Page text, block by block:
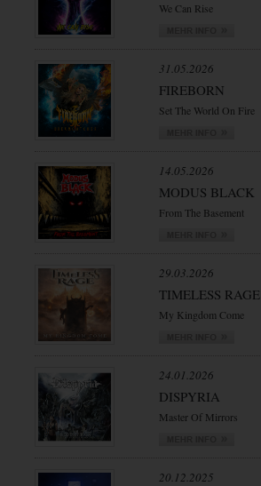
We Can Rise
31.05.2026
FIREBORN
Set The World On Fire
14.05.2026
MODUS BLACK
From The Basement
29.03.2026
TIMELESS RAGE
My Kingdom Come
24.01.2026
DISPYRIA
Master Of Mirrors
20.12.2025